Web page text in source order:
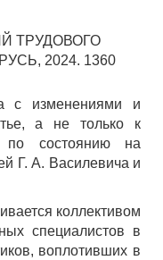
ТРУДОВОГО
2024. 1360
с изменениями и
а не только к
по состоянию на
Г. А. Василевича и
коллективом
специалистов в
воплотивших в